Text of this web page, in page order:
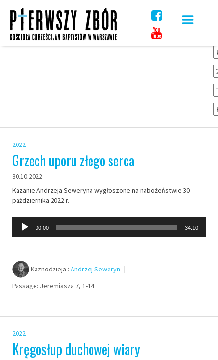
content
2022
Grzech uporu złego serca
30.10.2022
Kazanie Andrzeja Seweryna wygłoszone na nabożeństwie 30
października 2022 r.
Odtwarzacz
plików
dźwiękowych
00:00 34:10
Kaznodzieja : Andrzej Seweryn
Passage: Jeremiasza 7, 1-14
2022
Kręgosłup duchowej wiary